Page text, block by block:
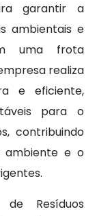
garantir a
ambientais e
uma frota
realiza
e eficiente,
para o
contribuindo
ambiente e o
Resíduos